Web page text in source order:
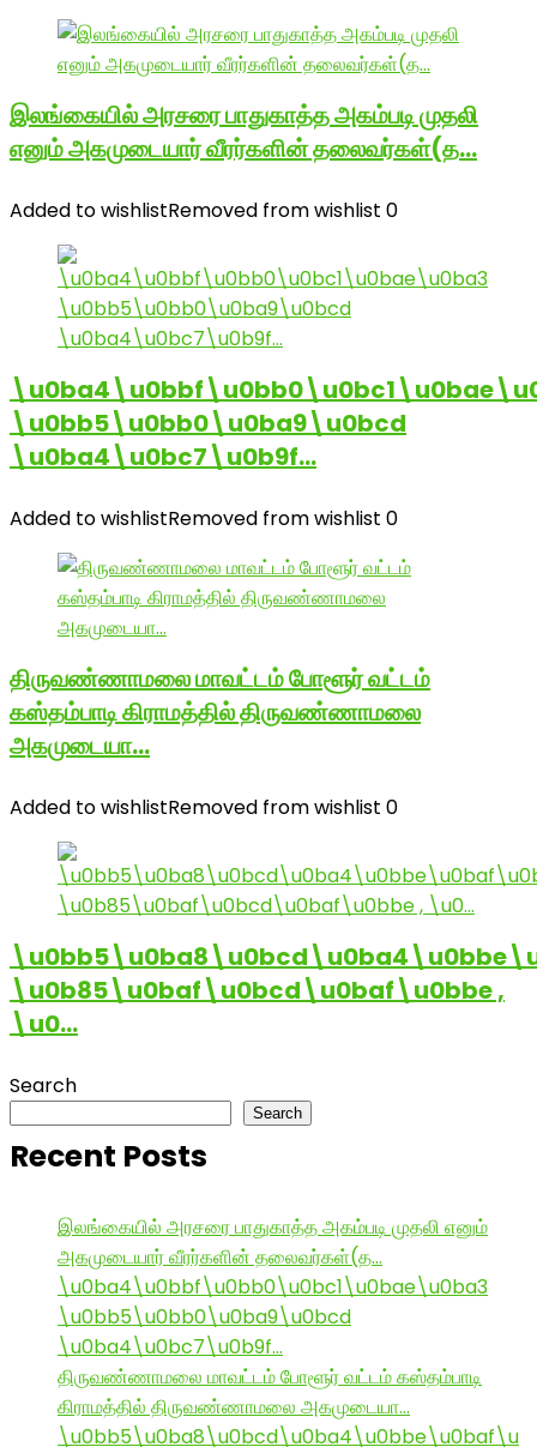
இலங்கையில் அரசரை பாதுகாத்த அகம்படி முதலி
எனும் அகமுடையார் வீரர்களின் தலைவர்கள்(த…
Added to wishlistRemoved from wishlist 0
\u0bb5\u0bb0\u0ba9\u0bcd
\u0ba4\u0bc7\u0b9f…
Added to wishlistRemoved from wishlist 0
திருவண்ணாமலை மாவட்டம் போளூர் வட்டம்
கஸ்தம்பாடி கிராமத்தில் திருவண்ணாமலை
அகமுடையா…
Added to wishlistRemoved from wishlist 0
\u0b85\u0baf\u0bcd\u0baf\u0bbe ,
\u0…
Search
Search
Recent Posts
இலங்கையில் அரசரை பாதுகாத்த அகம்படி முதலி எனும்
அகமுடையார் வீரர்களின் தலைவர்கள்(த…
\u0ba4\u0bbf\u0bb0\u0bc1\u0bae\u0ba3
\u0bb5\u0bb0\u0ba9\u0bcd
\u0ba4\u0bc7\u0b9f…
திருவண்ணாமலை மாவட்டம் போளூர் வட்டம் கஸ்தம்பாடி
கிராமத்தில் திருவண்ணாமலை அகமுடையா…
\u0bb5\u0ba8\u0bcd\u0ba4\u0bbe\u0baf\u